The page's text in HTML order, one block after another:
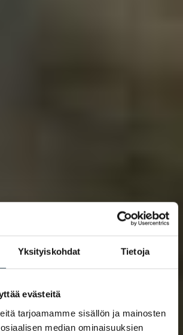
Yksityiskohdat Tietoja
evästeitä
tarjoamamme sisällön ja mainosten
median ominaisuuksien